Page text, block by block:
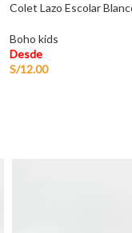
Colet Lazo Escolar
Boho kids
Desde
S/12.00